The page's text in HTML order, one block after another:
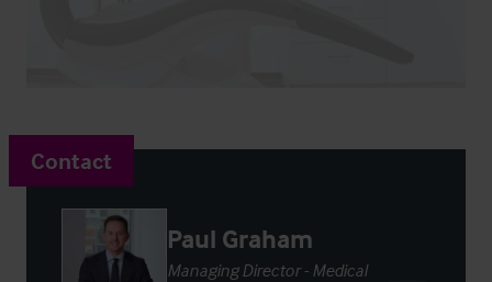
Contact
Paul Graham
Managing Director - Medical